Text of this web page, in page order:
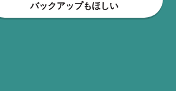
バックアップもほしい